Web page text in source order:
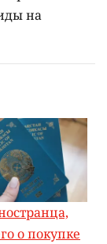
на
о покупке